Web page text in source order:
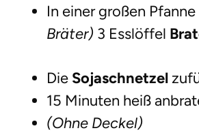
In einer großen Pfanne
Bräter) 3 Esslöffel
Die Sojaschnetzel
15 Minuten heiß
(Ohne Deckel)